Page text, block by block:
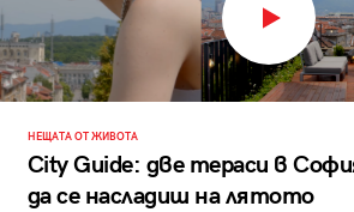
НЕЩАТА ОТ ЖИВОТА
City Guide: две тераси в
да се насладиш на лятото